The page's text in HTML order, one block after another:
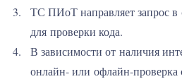
ТС ПИоТ направляет запрос в
для проверки кода.
В зависимости от наличия
онлайн- или офлайн-проверка